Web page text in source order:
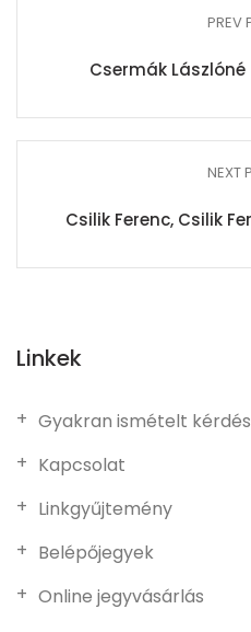
PREV
Csermák
NEXT
Csilik Ferenc, Csilik
Linkek
Gyakran ismételt
Kapcsolat
Linkgyűjtemény
Belépőjegyek
Online jegyvásárlás